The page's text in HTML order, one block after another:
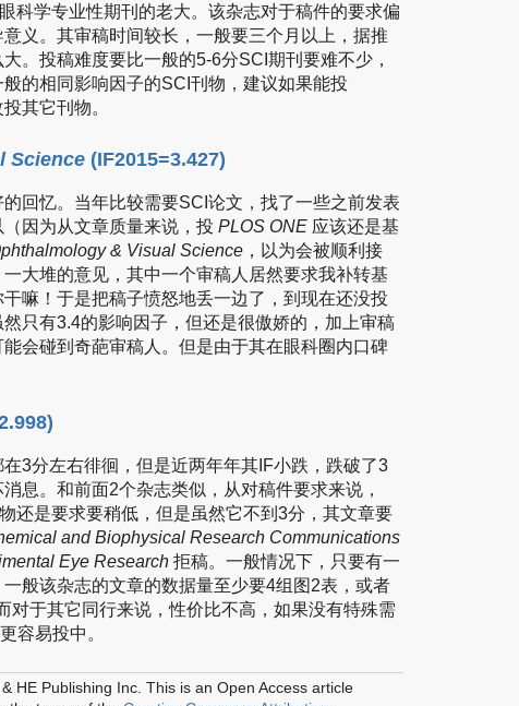
科学专业性期刊的老大。该杂志对于稿件的要求偏
义。其审稿时间较长，一般要三个月以上，据推
。投稿难度要比一般的5-6分SCI期刊要难不少，
的相同影响因子的SCI刊物，建议如果能投
其它刊物。
Science (IF2015=3.427)
回忆。当年比较需要SCI论文，找了一些之前发表
因为从文章质量来说，投 PLOS ONE 应该还是基
& Visual Science ，以为会被顺利接
大堆的意见，其中一个审稿人居然要求我补转基
嘛！于是把稿子愤怒地丢一边了，到现在还没投
只有3.4的影响因子，但还是很傲娇的，加上审稿
会碰到奇葩审稿人。但是由于其在眼科圈内口碑
3分左右徘徊，但是近两年年其IF小跌，跌破了3
息。和前面2个杂志类似，从对稿件要求来说，
还是要求要稍低，但是虽然它不到3分，其文章要
and Biophysical Research Communications
Eye Research 拒稿。一般情况下，只要有一
般该杂志的文章的数据量至少要4组图2表，或者
对于其它同行来说，性价比不高，如果没有特殊需
容易投中。
HE Publishing Inc. This is an Open Access article